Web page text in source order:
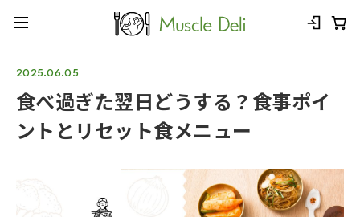
2025.06.05
食べ過ぎた翌日どうする？食事ポイ
ントとリセット食メニュー